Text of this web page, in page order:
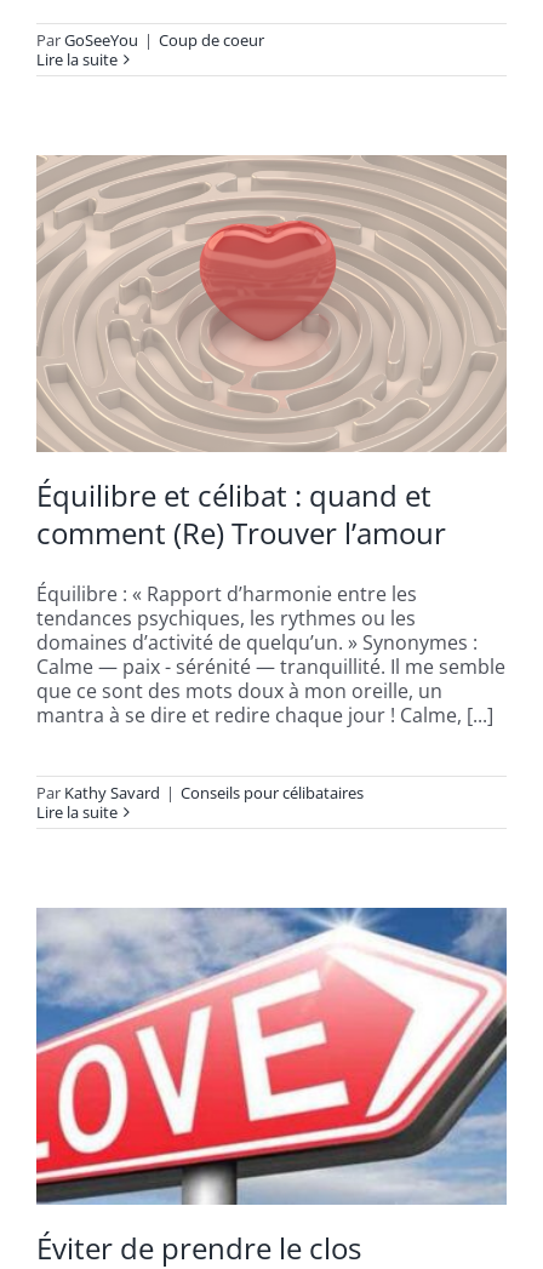
ParGoSeeYou | Coup de coeur
Lire la suite
Équilibre et célibat : quand et
comment (Re) Trouver l’amour
Équilibre : « Rapport d’harmonie entre les
tendances psychiques, les rythmes ou les
domaines d’activité de quelqu’un. » Synonymes :
Calme — paix - sérénité — tranquillité. Il me semble
que ce sont des mots doux à mon oreille, un
mantra à se dire et redire chaque jour ! Calme, [...]
Par Kathy Savard | Conseils pour célibataires
Lire la suite
Éviter de prendre le clos